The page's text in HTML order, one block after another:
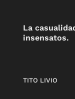
La
insensatos.
TITO LIVIO